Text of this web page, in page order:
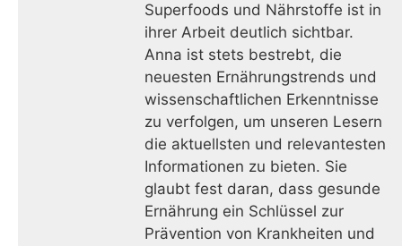
Superfoods und Nährstoffe ist in
ihrer Arbeit deutlich sichtbar.
Anna ist stets bestrebt, die
neuesten Ernährungstrends und
wissenschaftlichen Erkenntnisse
zu verfolgen, um unseren Lesern
die aktuellsten und relevantesten
Informationen zu bieten. Sie
glaubt fest daran, dass gesunde
Ernährung ein Schlüssel zur
Prävention von Krankheiten und